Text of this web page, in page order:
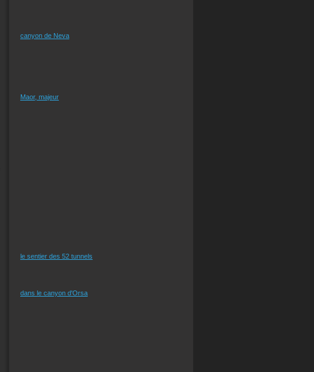
canyon de Neva
Maor, majeur
le sentier des 52 tunnels
dans le canyon d'Orsa